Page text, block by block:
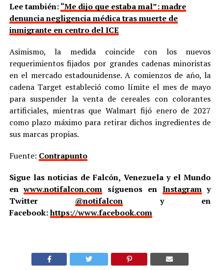
Lee también:“Me dijo que estaba mal”: madre
denuncia negligencia médica tras muerte de
inmigrante en centro del ICE
Asimismo, la medida coincide con los nuevos
requerimientos fijados por grandes cadenas minoristas
en el mercado estadounidense. A comienzos de año, la
cadena Target estableció como límite el mes de mayo
para suspender la venta de cereales con colorantes
artificiales, mientras que Walmart fijó enero de 2027
como plazo máximo para retirar dichos ingredientes de
sus marcas propias.
Fuente: Contrapunto
Sigue las noticias de Falcón, Venezuela y el Mundo
enwww.notifalcon.com síguenos en Instagramy
Twitter @notifalcony en
Facebook:https://www.facebook.com